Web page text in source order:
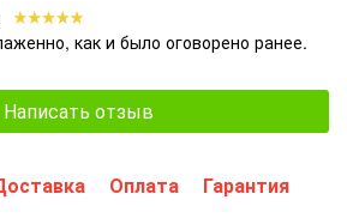
как и было оговорено ранее.
Написать отзыв
Оплата Гарантия